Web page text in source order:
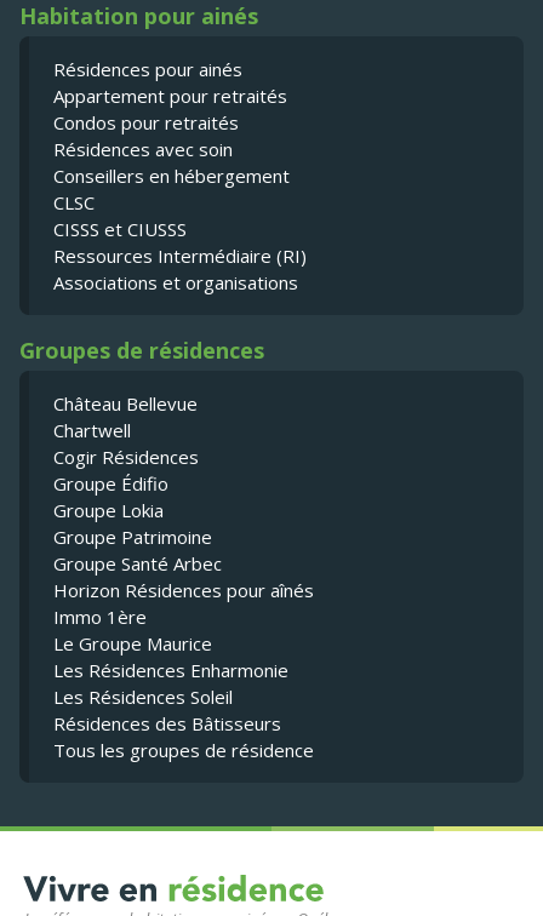
Habitation pour ainés
Résidences pour ainés
Appartement pour retraités
Condos pour retraités
Résidences avec soin
Conseillers en hébergement
CLSC
CISSS et CIUSSS
Ressources Intermédiaire (RI)
Associations et organisations
Groupes de résidences
Château Bellevue
Chartwell
Cogir Résidences
Groupe Édifio
Groupe Lokia
Groupe Patrimoine
Groupe Santé Arbec
Horizon Résidences pour aînés
Immo 1ère
Le Groupe Maurice
Les Résidences Enharmonie
Les Résidences Soleil
Résidences des Bâtisseurs
Tous les groupes de résidence